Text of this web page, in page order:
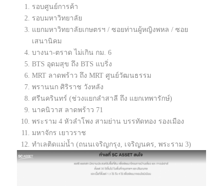
รอบศูนย์การค้า
รอบมหาวิทยาลัย
แยกมหาวิทยาลัยเกษตรฯ / ซอยท่านผู้หญิงพหล / ซอย
เสนานิคม
บางนา-ตราด ไม่เกิน กม. 6
BTS อุดมสุข ถึง BTS แบริ่ง
MRT ลาดพร้าว ถึง MRT ศูนย์วัฒนธรรม
พรานนก ศิริราช วังหลัง
ศรีนครินทร์ (ช่วงแยกลำสาลี ถึง แยกเทพารักษ์)
นาคนิวาส ลาดพร้าว 71
พระราม 4 หัวลำโพง สามย่าน บรรทัดทอง รองเมือง
มหาจักร เยาวราช
ทำเลติดแม่น้ำ (ถนนเจริญกรุง, เจริญนคร, พระราม 3)